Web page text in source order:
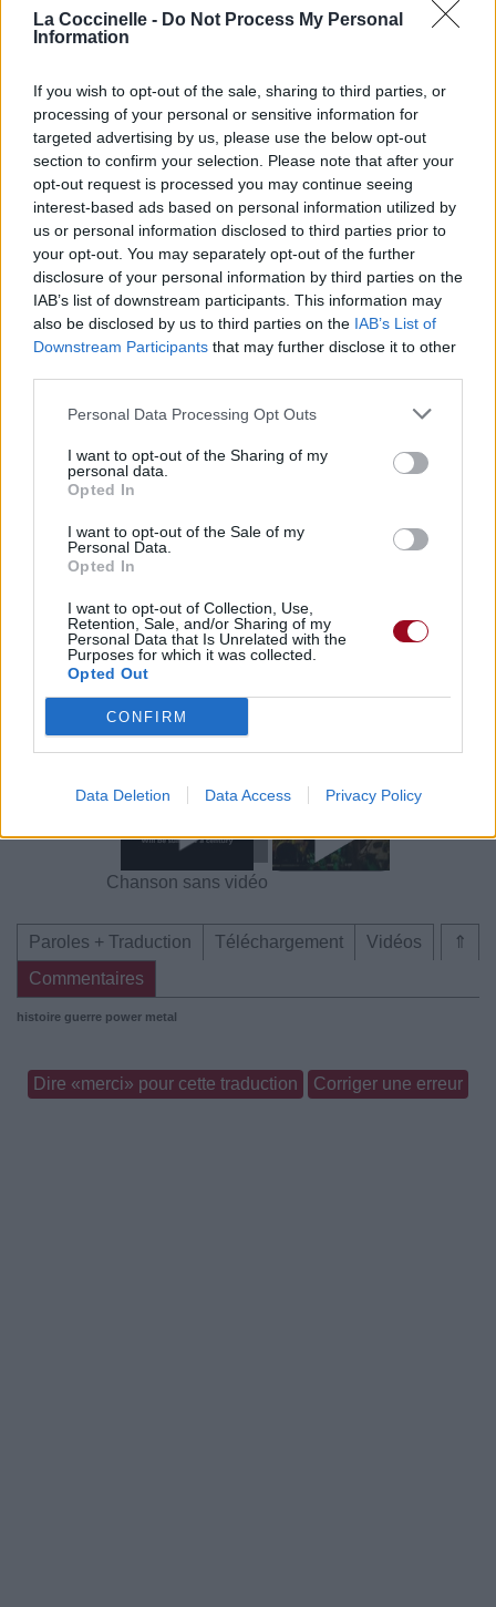
La Coccinelle - Do Not Process My Personal
Information
If you wish to opt-out of the sale, sharing to third parties, or
processing of your personal or sensitive information for
targeted advertising by us, please use the below opt-out
section to confirm your selection. Please note that after your
opt-out request is processed you may continue seeing
interest-based ads based on personal information utilized by
us or personal information disclosed to third parties prior to
your opt-out. You may separately opt-out of the further
disclosure of your personal information by third parties on the
IAB’s list of downstream participants. This information may
also be disclosed by us to third parties on the IAB’s List of
Downstream Participants that may further disclose it to other
Personal Data Processing Opt Outs
I want to opt-out of the Sharing of my
personal data.
Opted In
I want to opt-out of the Sale of my
Personal Data.
Opted In
I want to opt-out of Collection, Use,
Retention, Sale, and/or Sharing of my
Personal Data that Is Unrelated with the
Purposes for which it was collected.
Opted Out
CONFIRM
Data Deletion Data Access Privacy Policy
Paroles + Traduction Téléchargement
Vidéos
Commentaires
Pour prolonger le plaisir musical :
Vous aimez chanter, apprenez la guitare chez
Télécharger légalement les MP3 sur
Télécharger légalement les MP3 ou trouver le CD sur
Trouver un instrument de musique ou une partition au
Commentaires
Voir la vidéo de «Smoking Snakes»
Chanson sans vidéo Chanson sans vidéo
Chanson sans vidéo
⇑
Paroles + Traduction Téléchargement
Vidéos
Commentaires
histoire guerre power metal
Dire «merci» pour cette traduction Corriger une erreur